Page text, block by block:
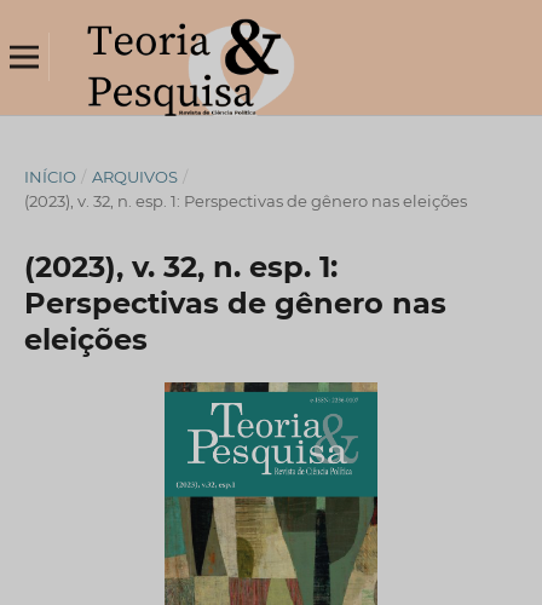
INÍCIO / ARQUIVOS /
(2023), v. 32, n. esp. 1: Perspectivas de gênero nas eleições
(2023), v. 32, n. esp. 1:
Perspectivas de gênero nas
eleições